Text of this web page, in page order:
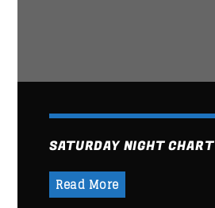
SATURDAY NIGHT CHART
Read More